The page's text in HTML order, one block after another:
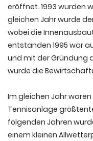
eröffnet. 1993 wurden
gleichen Jahr wurde
wobei die
entstanden 1995 war
und mit der Gründung
wurde die
Im gleichen Jahr
Tennisanlage
folgenden Jahren
einem kleinen